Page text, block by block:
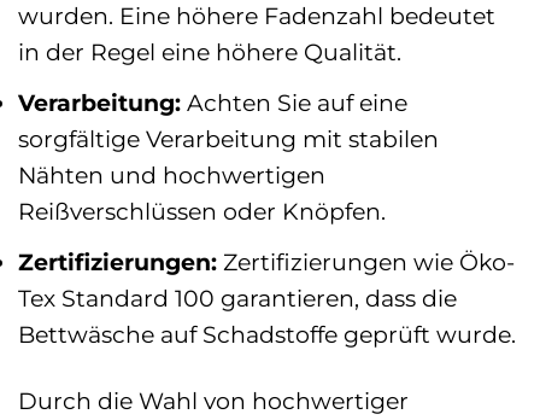
wurden. Eine höhere Fadenzahl bedeutet
in der Regel eine höhere Qualität.
Verarbeitung: Achten Sie auf eine
sorgfältige Verarbeitung mit stabilen
Nähten und hochwertigen
Reißverschlüssen oder Knöpfen.
Zertifizierungen: Zertifizierungen wie Öko-
Tex Standard 100 garantieren, dass die
Bettwäsche auf Schadstoffe geprüft wurde.
Durch die Wahl von hochwertiger